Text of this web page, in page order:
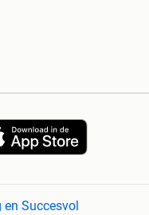
en Succesvol